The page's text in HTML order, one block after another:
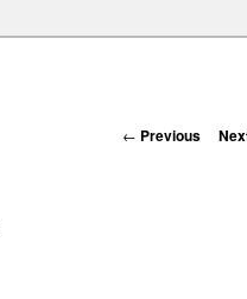
Post
← Previous